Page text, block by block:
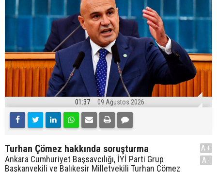
01:37 09 Ağustos 2026
Turhan Çömez hakkında soruşturma
Ankara Cumhuriyet Başsavcılığı, İYİ Parti Grup
Başkanvekili ve Balıkesir Milletvekili Turhan Çömez
A+
A-